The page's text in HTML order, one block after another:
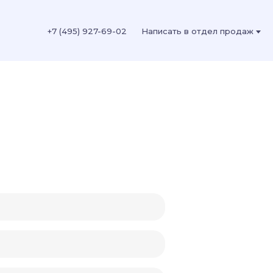
+7 (495) 927-69-02 Написать в отдел продаж